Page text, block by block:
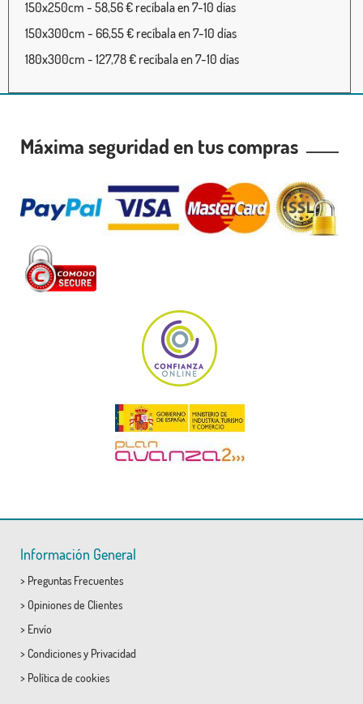
150x250cm - 58,56 € recíbala en 7-10 días
150x300cm - 66,55 € recíbala en 7-10 días
180x300cm - 127,78 € recíbala en 7-10 días
Máxima seguridad en tus compras
Información General
> Preguntas Frecuentes
> Opiniones de Clientes
> Envío
> Condicionesy Privacidad
> Política de cookies